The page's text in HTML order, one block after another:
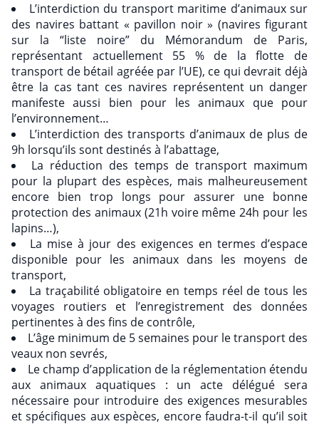
L’interdiction du transport maritime d’animaux sur
des navires battant « pavillon noir » (navires figurant
sur la “liste noire” du Mémorandum de Paris,
représentant actuellement 55 % de la flotte de
transport de bétail agréée par l’UE), ce qui devrait déjà
être la cas tant ces navires représentent un danger
manifeste aussi bien pour les animaux que pour
l’environnement…
L’interdiction des transports d’animaux de plus de
9h lorsqu’ils sont destinés à l’abattage,
La réduction des temps de transport maximum
pour la plupart des espèces, mais malheureusement
encore bien trop longs pour assurer une bonne
protection des animaux (21h voire même 24h pour les
lapins…),
La mise à jour des exigences en termes d’espace
disponible pour les animaux dans les moyens de
transport,
La traçabilité obligatoire en temps réel de tous les
voyages routiers et l’enregistrement des données
pertinentes à des fins de contrôle,
L’âge minimum de 5 semaines pour le transport des
veaux non sevrés,
Le champ d’application de la réglementation étendu
aux animaux aquatiques : un acte délégué sera
nécessaire pour introduire des exigences mesurables
et spécifiques aux espèces, encore faudra-t-il qu’il soit